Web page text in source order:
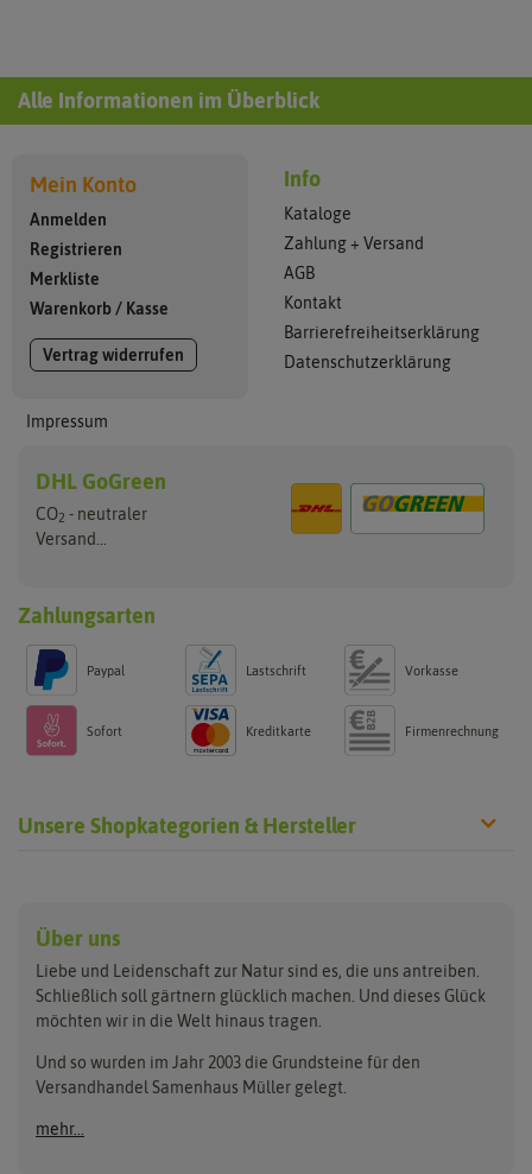
Alle Informationen im Überblick
Mein Konto
Anmelden
Registrieren
Merkliste
Warenkorb / Kasse
Vertrag widerrufen
Impressum
Info
Kataloge
Zahlung + Versand
AGB
Kontakt
Barrierefreiheitserklärung
Datenschutzerklärung
DHL GoGreen
CO2 - neutraler
Versand...
Zahlungsarten
Paypal Lastschrift Vorkasse
Sofort Kreditkarte Firmenrechnung
Unsere Shopkategorien & Hersteller
Anzuchtschalen
Erdbeertürme
Folien, Vliese und Netze
Gartengeräte
Nützlinge & Nisthilfen
Keimsprossen
Saatgut für Werbezwecke
Samen-Sets
Gemüsesamen
Benary
Buzzy Seeds
Clever Pots
Dürr-Samen
FLORTUS
Greenline
Grüne Oase
Über uns
Liebe und Leidenschaft zur Natur sind es, die uns antreiben.
Schließlich soll gärtnern glücklich machen. Und dieses Glück
möchten wir in die Welt hinaus tragen.
Und so wurden im Jahr 2003 die Grundsteine für den
Versandhandel Samenhaus Müller gelegt.
mehr...